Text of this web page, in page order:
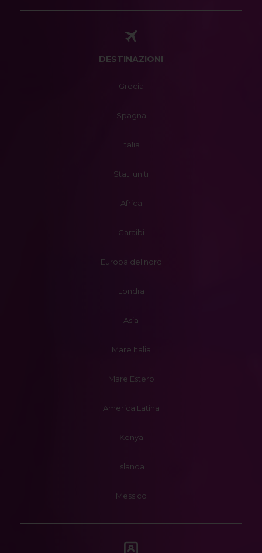
DESTINAZIONI
Grecia
Spagna
Italia
Stati uniti
Africa
Caraibi
Europa del nord
Londra
Asia
Mare Italia
Mare Estero
America Latina
Kenya
Islanda
Messico